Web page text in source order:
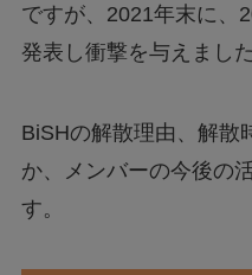
ですが、2021年末に、
発表し衝撃を与えました
BiSHの解散理由、解散
か、メンバーの今後の
す。